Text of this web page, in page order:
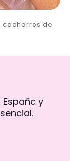
cachorros de
y